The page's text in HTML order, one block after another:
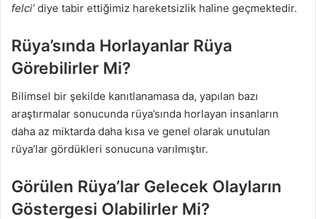
felci’diye tabir ettiğimiz hareketsizlik haline geçmektedir.
Rüya’sında Horlayanlar Rüya
Görebilirler Mi?
Bilimsel bir şekilde kanıtlanamasa da, yapılan bazı
araştırmalar sonucunda rüya’sında horlayan insanların
daha az miktarda daha kısa ve genel olarak unutulan
rüya’lar gördükleri sonucuna varılmıştır.
Görülen Rüya’lar Gelecek Olayların
Göstergesi Olabilirler Mi?